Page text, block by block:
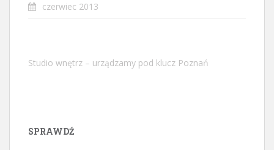
czerwiec 2013
Studio wnętrz – urządzamy pod klucz Poznań
SPRAWDŹ